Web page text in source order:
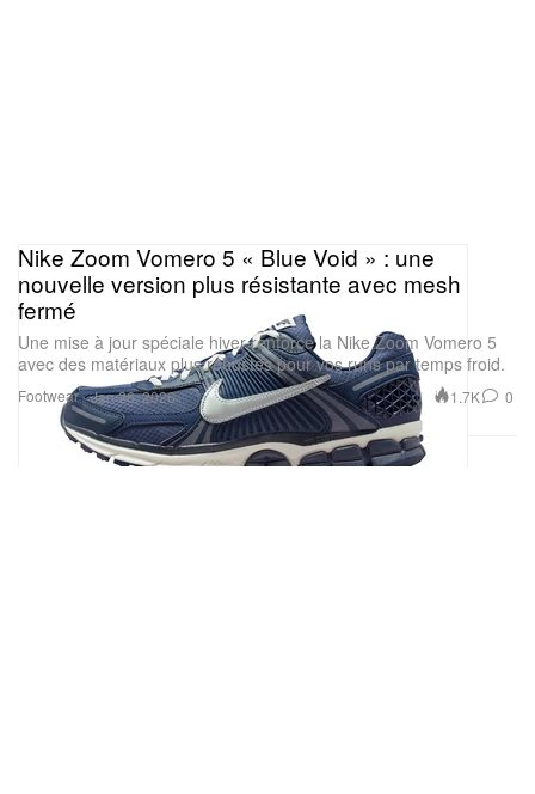
Footwear
Nike Zoom Vomero 5 « Blue Void » : une
nouvelle version plus résistante avec mesh
fermé
Une mise à jour spéciale hiver renforce la Nike Zoom Vomero 5
avec des matériaux plus robustes pour vos runs par temps froid.
Jan 26, 2026 1.7K 0